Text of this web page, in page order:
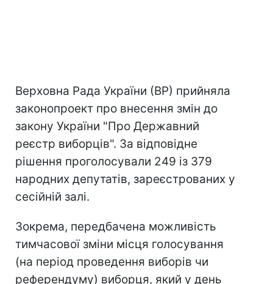
Верховна Рада України (ВР) прийняла
законопроект про внесення змін до
закону України "Про Державний
реєстр виборців". За відповідне
рішення проголосували 249 із 379
народних депутатів, зареєстрованих у
сесійній залі.
Зокрема, передбачена можливість
тимчасової зміни місця голосування
(на період проведення виборів чи
референдуму) виборця, який у день